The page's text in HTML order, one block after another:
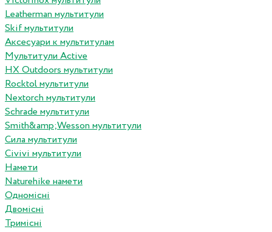
Leatherman мультитули
Skif мультитули
Аксесуари к мультитулам
Мультитули Active
HX Outdoors мультитули
Rocktol мультитули
Nextorch мультитули
Schrade мультитули
Smith&amp;Wesson мультитули
Сила мультитули
Civivi мультитули
Намети
Naturehike намети
Одномісні
Двомісні
Тримісні